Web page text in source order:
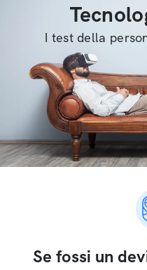
I test della
Se fossi un